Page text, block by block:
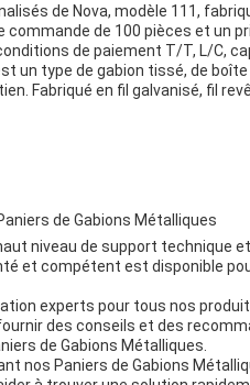
de Nova, modèle 111,
commande de 100 pièces et un
de paiement T/T, L/C,
un type de gabion tissé, de
Fabriqué en fil galvanisé, fil
de Gabions Métalliques
niveau de support technique
et compétent est disponible
experts pour tous nos
des conseils et des
de Gabions Métalliques.
nos Paniers de Gabions